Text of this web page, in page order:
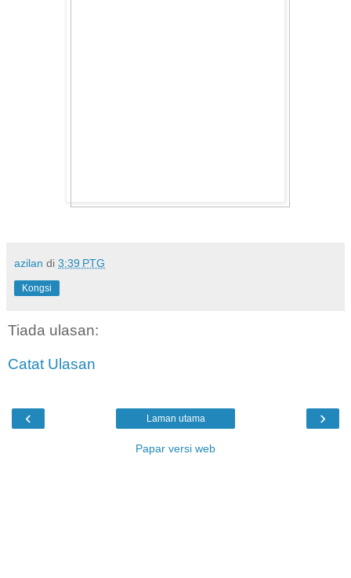
azilan di 3:39 PTG
Kongsi
Tiada ulasan:
Catat Ulasan
‹ ›
Laman utama
Papar versi web